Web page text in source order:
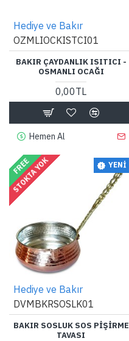
Hediye ve Bakır
OZMLIOCKISTCI01
BAKIR ÇAYDANLIK ISITICI -
OSMANLI OCAĞI
0,00TL
Hemen Al
YENI
FREE
STOKTA YOK
Hediye ve Bakır
DVMBKRSOSLK01
BAKIR SOSLUK SOS PIŞIRME
TAVASI